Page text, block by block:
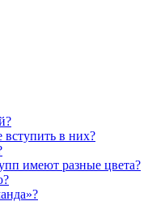
вступить в них?
имеют разные цвета?